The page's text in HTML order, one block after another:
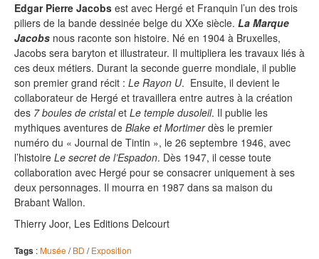
Edgar Pierre Jacobs est avec Hergé et Franquin l’un des trois
piliers de la bande dessinée belge du XXe siècle. La Marque
Jacobs nous raconte son histoire. Né en 1904 à Bruxelles,
Jacobs sera baryton et illustrateur. Il multipliera les travaux liés à
ces deux métiers. Durant la seconde guerre mondiale, il publie
son premier grand récit : Le Rayon U. Ensuite, il devient le
collaborateur de Hergé et travaillera entre autres à la création
des 7 boules de cristalet Le temple dusoleil. Il publie les
mythiques aventures de Blake et Mortimerdès le premier
numéro du « Journal de Tintin », le 26 septembre 1946, avec
l’histoire Le secret de l’Espadon. Dès 1947, il cesse toute
collaboration avec Hergé pour se consacrer uniquement à ses
deux personnages. Il mourra en 1987 dans sa maison du
Brabant Wallon.
Thierry Joor, Les Editions Delcourt
Tags :Musée/BD /Exposition